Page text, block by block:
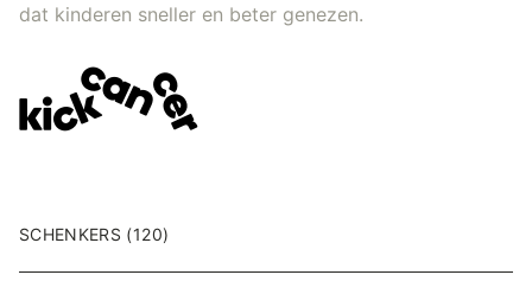
dat kinderen sneller en beter genezen.
SCHENKERS (120)